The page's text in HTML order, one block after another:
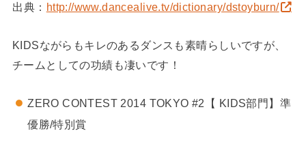
出典： http://www.dancealive.tv/dictionary/dstoyburn/
KIDSながらもキレのあるダンスも素晴らしいですが、
チームとしての功績も凄いです！
ZERO CONTEST 2014 TOKYO #2【 KIDS部門】準
優勝/特別賞